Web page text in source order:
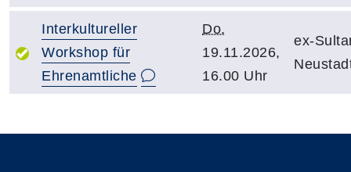
Interkultureller
Workshop für
Ehrenamtliche
Do.
19.11.2026,
16.00 Uhr
ex-